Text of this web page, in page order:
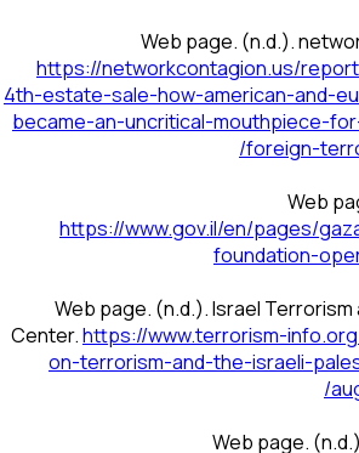
Web page. (n.d.).
https://networkcontagion.us/
4th-estate-sale-how-american-and-
became-an-uncritical-mouthpiece-
foreign-
Web
https://www.gov.il/en/pages/
foundation-
Web page. (n.d.).Israel Terrorism
Center.https://www.terrorism-
on-terrorism-and-the-israeli-
Web page.